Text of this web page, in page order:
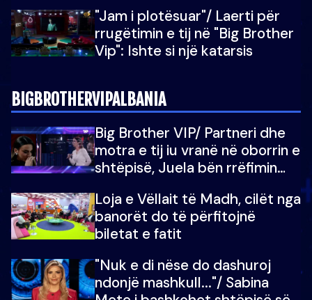
"Jam i plotësuar"/ Laerti për
rrugëtimin e tij në "Big Brother
Vip": Ishte si një katarsis
BIGBROTHERVIPALBANIA
Big Brother VIP/ Partneri dhe
motra e tij iu vranë në oborrin e
shtëpisë, Juela bën rrëfimin
do të martoheshim, por zemra
mu copëtua
Loja e Vëllait të Madh, cilët nga
banorët do të përfitojnë
biletat e fatit
"Nuk e di nëse do dashuroj
ndonjë mashkull..."/ Sabina